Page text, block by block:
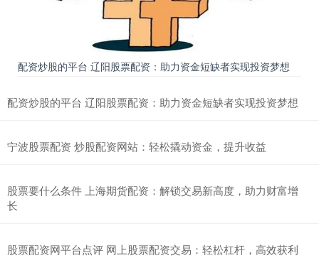
配资炒股的平台 辽阳股票配资：助力资金短缺者实现投资梦想
配资炒股的平台 辽阳股票配资：助力资金短缺者实现投资梦想
宁波股票配资 炒股配资网站：轻松撬动资金，提升收益
股票要什么条件 上海期货配资：解锁交易新高度，助力财富增
长
股票配资网平台点评 网上股票配资交易：轻松杠杆，高效获利